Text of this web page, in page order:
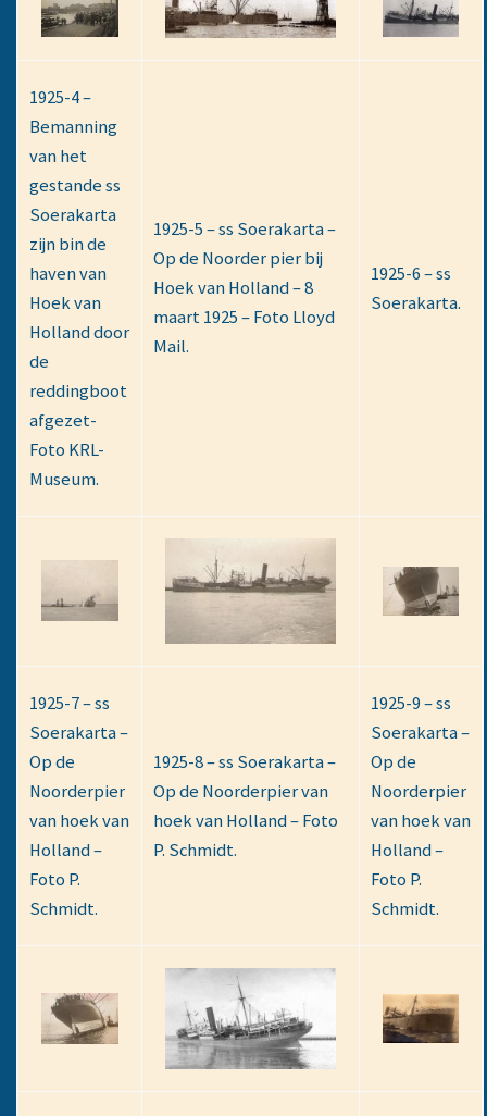
1925-4 –
Bemanning
van het
gestande ss
Soerakarta
zijn bin de
haven van
Hoek van
Holland door
de
reddingboot
afgezet-
Foto KRL-
Museum.
1925-5 – ss Soerakarta –
Op de Noorder pier bij
Hoek van Holland – 8
maart 1925 – Foto Lloyd
Mail.
1925-6 – ss
Soerakarta.
1925-7 – ss
Soerakarta –
Op de
Noorderpier
van hoek van
Holland –
Foto P.
Schmidt.
1925-8 – ss Soerakarta –
Op de Noorderpier van
hoek van Holland – Foto
P. Schmidt.
1925-9 – ss
Soerakarta –
Op de
Noorderpier
van hoek van
Holland –
Foto P.
Schmidt.